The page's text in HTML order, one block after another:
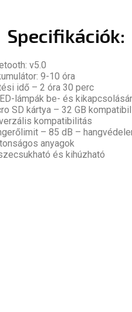
Specifikációk:
v5.0
9-10 óra
idő – 2 óra 30 perc
lámpák be- és
SD kártya – 32 GB
kompatibilitás
– 85 dB –
anyagok
és kihúzható